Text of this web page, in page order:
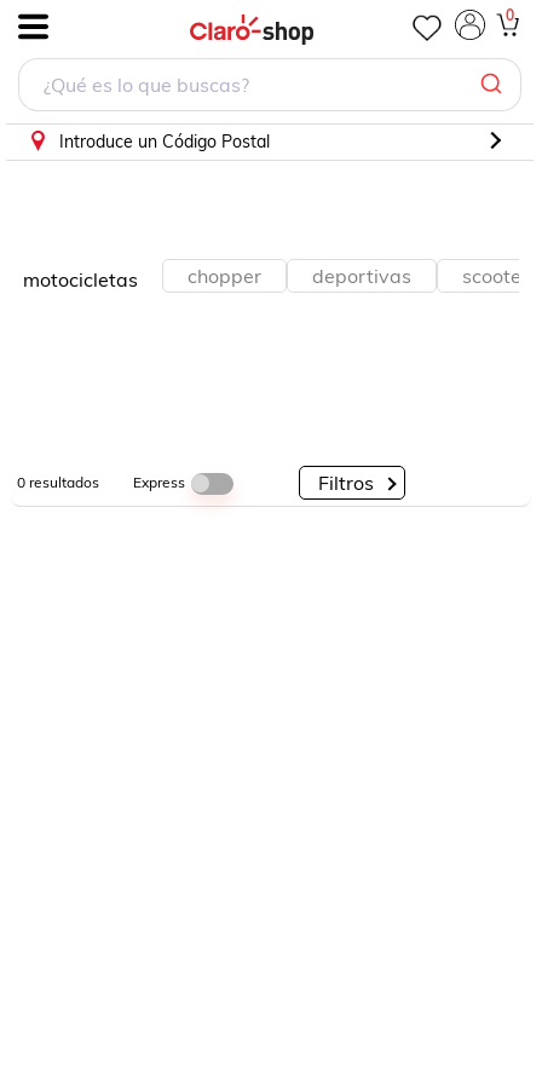
0
Introduce un Código Postal
motocicletas chopper deportivas scooters
0resultados Express Filtros
PorCategorías
PorMarcas
PorDescuento